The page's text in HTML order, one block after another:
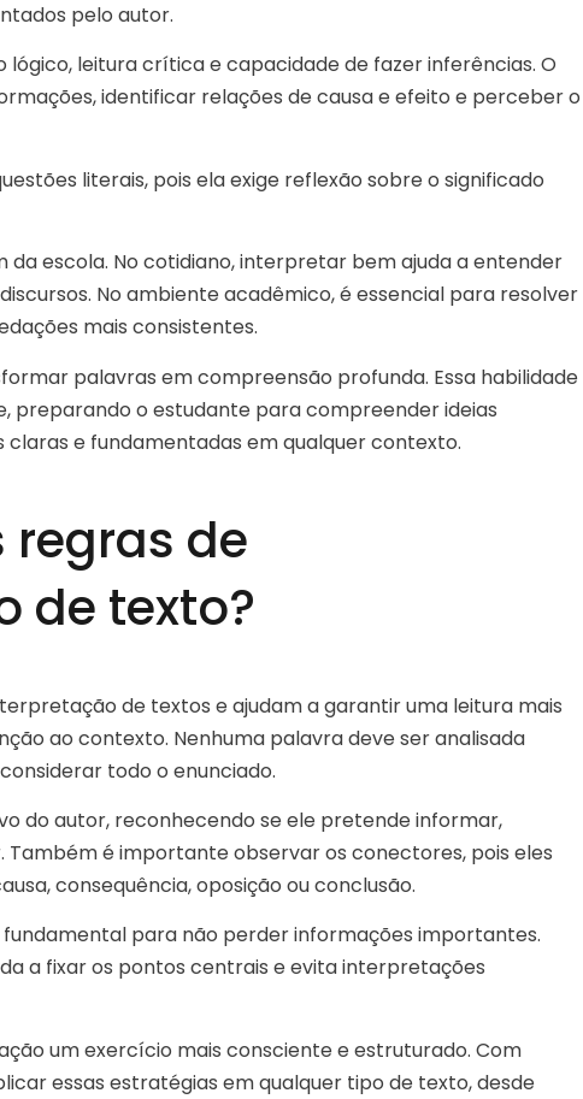
pelo autor.
lógico, leitura crítica e capacidade de fazer inferências. O
identificar relações de causa e efeito e perceber o
literais, pois ela exige reflexão sobre o significado
da escola. No cotidiano, interpretar bem ajuda a entender
No ambiente acadêmico, é essencial para resolver
mais consistentes.
palavras em compreensão profunda. Essa habilidade
preparando o estudante para compreender ideias
e fundamentadas em qualquer contexto.
regras de
de texto?
de textos e ajudam a garantir uma leitura mais
ao contexto. Nenhuma palavra deve ser analisada
todo o enunciado.
do autor, reconhecendo se ele pretende informar,
é importante observar os conectores, pois eles
consequência, oposição ou conclusão.
para não perder informações importantes.
a fixar os pontos centrais e evita interpretações
um exercício mais consciente e estruturado. Com
essas estratégias em qualquer tipo de texto, desde